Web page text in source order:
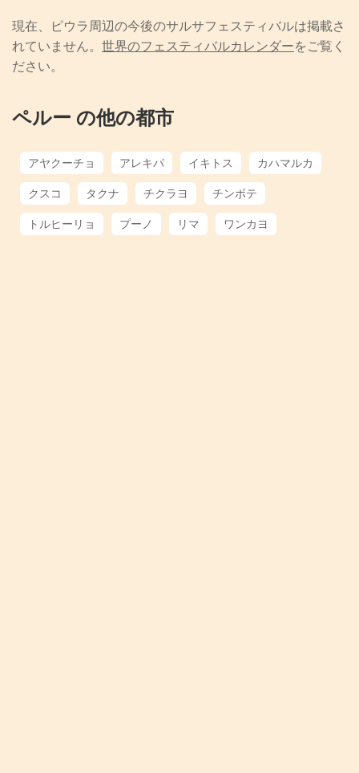
現在、ピウラ周辺の今後のサルサフェスティバルは掲載さ
れていません。 世界のフェスティバルカレンダーをご覧く
ださい。
ペルー の他の都市
アヤクーチョ アレキパ イキトス
カハマルカ
クスコ
タクナ チクラヨ
チンボテ
トルヒーリョ
プーノ リマ ワンカヨ